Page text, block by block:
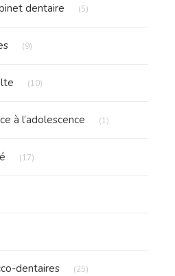
dentaire (5)
(9)
(10)
à l’adolescence (1)
(17)
dentaires (25)